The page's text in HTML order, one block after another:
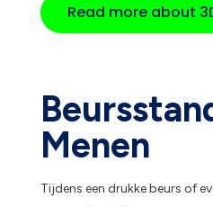
Read more about
Menen
Tijdens een drukke beurs of